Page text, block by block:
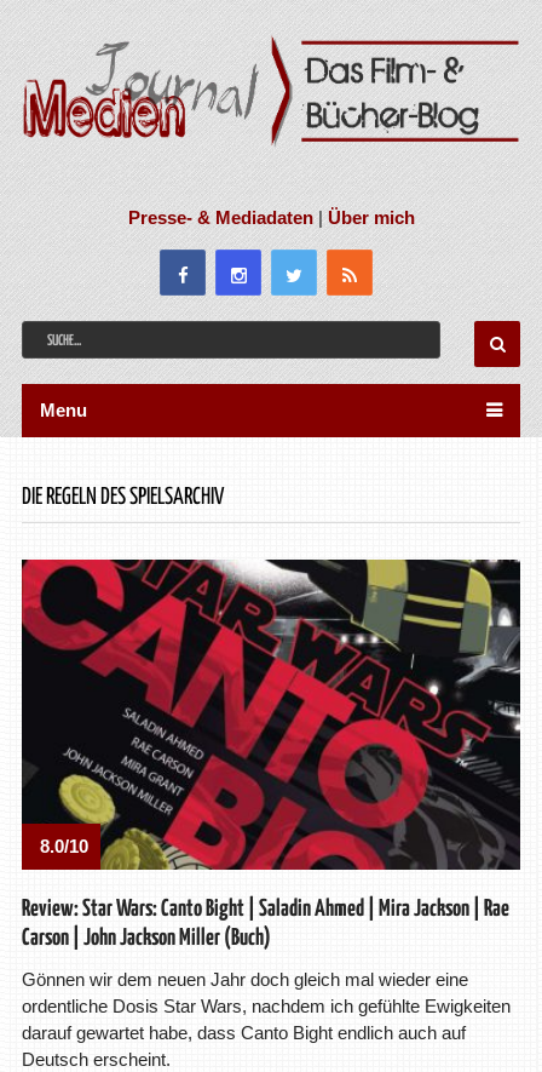
Presse- & Mediadaten|Über mich
Menu
DIE REGELN DES SPIELSARCHIV
8.0/10
Review: Star Wars: Canto Bight | Saladin Ahmed | Mira Jackson | Rae
Carson | John Jackson Miller (Buch)
Gönnen wir dem neuen Jahr doch gleich mal wieder eine
ordentliche Dosis Star Wars, nachdem ich gefühlte Ewigkeiten
darauf gewartet habe, dass Canto Bight endlich auch auf
Deutsch erscheint.